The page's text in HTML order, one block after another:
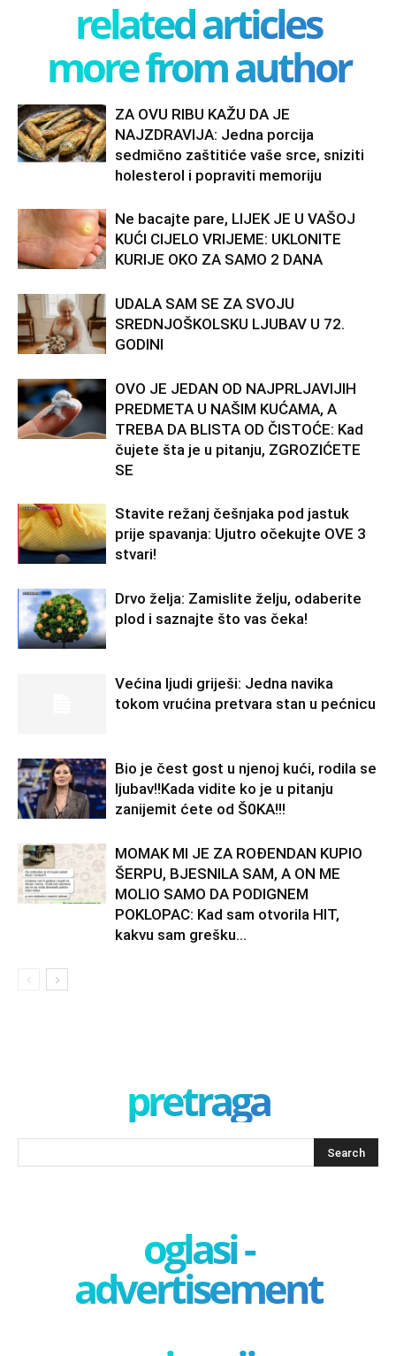
related articles
more from author
ZA OVU RIBU KAŽU DA JE
NAJZDRAVIJA: Jedna porcija
sedmično zaštitiće vaše srce, sniziti
holesterol i popraviti memoriju
Ne bacajte pare, LIJEK JE U VAŠOJ
KUĆI CIJELO VRIJEME: UKLONITE
KURIJE OKO ZA SAMO 2 DANA
UDALA SAM SE ZA SVOJU
SREDNJOŠKOLSKU LJUBAV U 72.
GODINI
OVO JE JEDAN OD NAJPRLJAVIJIH
PREDMETA U NAŠIM KUĆAMA, A
TREBA DA BLISTA OD ČISTOĆE: Kad
čujete šta je u pitanju, ZGROZIĆETE
SE
Stavite režanj češnjaka pod jastuk
prije spavanja: Ujutro očekujte OVE 3
stvari!
Drvo želja: Zamislite želju, odaberite
plod i saznajte što vas čeka!
Većina ljudi griješi: Jedna navika
tokom vrućina pretvara stan u pećnicu
Bio je čest gost u njenoj kući, rodila se
ljubav!!Kada vidite ko je u pitanju
zanijemit ćete od Š0KA!!!
MOMAK MI JE ZA ROĐENDAN KUPIO
ŠERPU, BJESNILA SAM, A ON ME
MOLIO SAMO DA PODIGNEM
POKLOPAC: Kad sam otvorila HIT,
kakvu sam grešku...
pretraga
oglasi -
advertisement